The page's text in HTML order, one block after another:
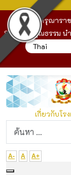
โรงเรียนดรุณาราช
School : คุณธรรม น
เกี่ยวกับโร
A- A A+